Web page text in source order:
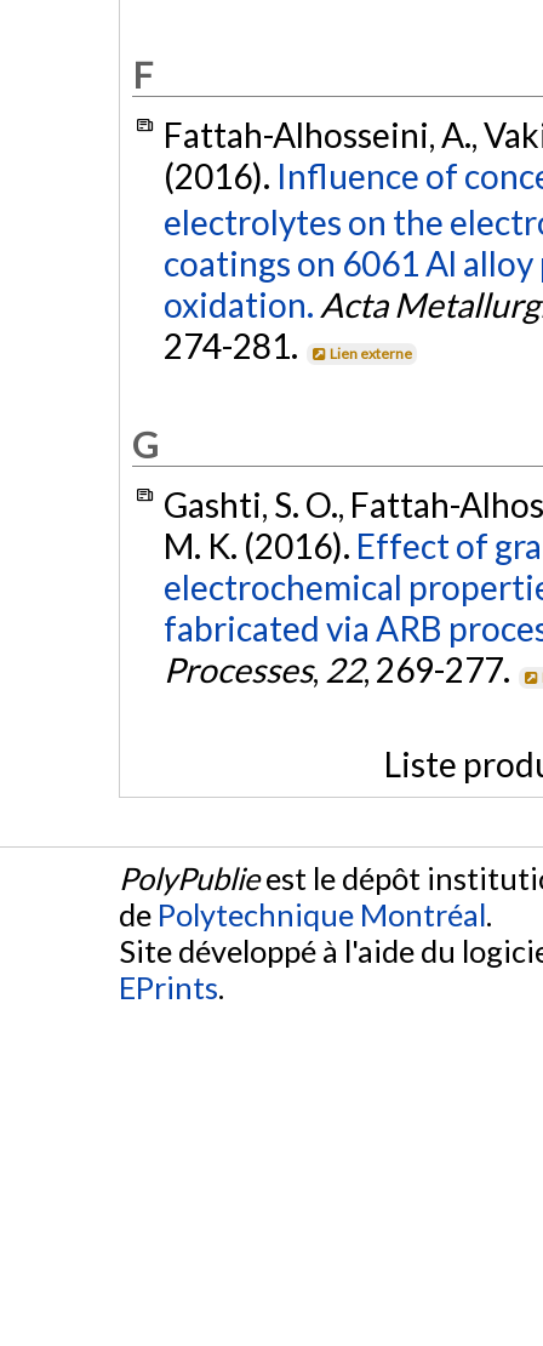
F
Fattah-Alhosseini, A.,
(2016). Influence of
electrolytes on the
coatings on 6061 Al
oxidation. Acta
274-281.
Lien externe
G
Gashti, S. O., Fattah-
M. K. (2016). Effect of
electrochemical
fabricated via ARB
Processes, 22, 269-277.
Liste
PolyPublieest le dépôt
de Polytechnique Montréal.
Site développé à l'aide du
EPrints.